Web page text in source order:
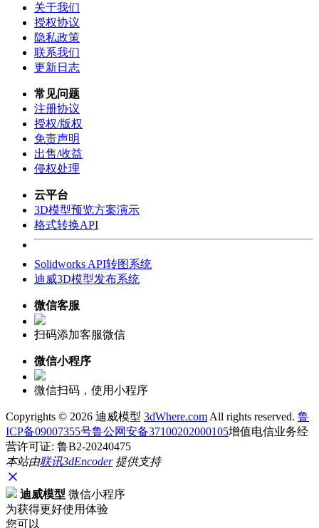
关于我们
授权协议
隐私政策
联系我们
更新日志
常见问题
注册协议
授权/版权
免责声明
出售/收益
侵权处理
云平台
3D模型预览方案演示
格式转换API
Solidworks API转图系统
迪威3D模型发布系统
微信客服
扫码添加客服微信
微信小程序
微信扫码，使用小程序
Copyrights © 2026 迪威模型 3dWhere.com All rights reserved. 鲁
ICP备09007355号鲁公网安备37100202000105增值电信业务经
营许可证: 鲁B2-20240475
本站由联讯3dEncoder提供支持
迪威模型 微信小程序
为获得更好使用体验
您可以